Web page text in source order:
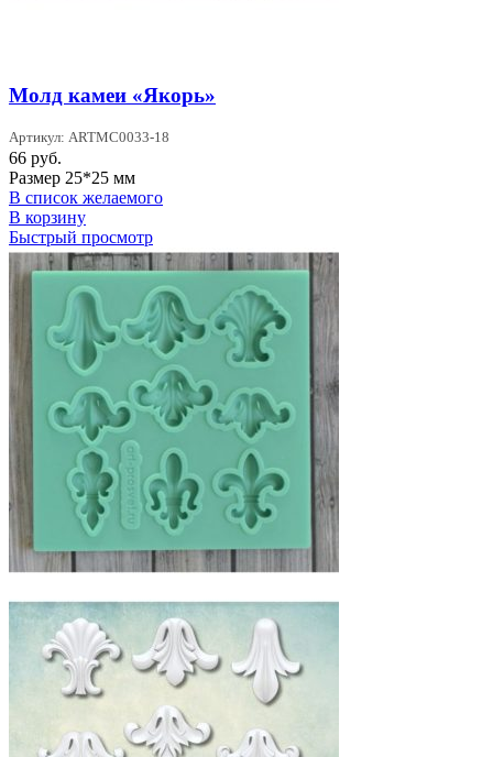
Молд камеи «Якорь»
Артикул: ARTMC0033-18
66 руб.
Размер 25*25 мм
В список желаемого
В корзину
Быстрый просмотр